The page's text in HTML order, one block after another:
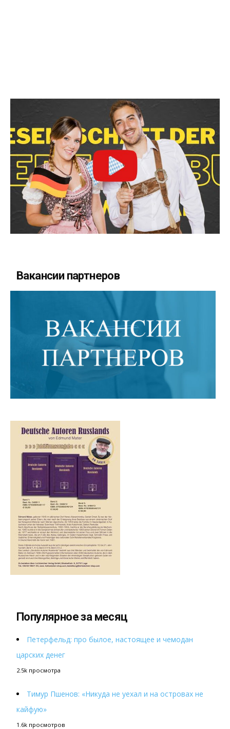
Вакансии партнеров
Популярное за месяц
Петерфельд: про былое, настоящее и чемодан
царских денег
2.5k просмотра
Тимур Пшенов: «Никуда не уехал и на островах не
кайфую»
1.6k просмотров